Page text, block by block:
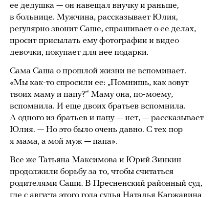
ее дедушка — он навещал внучку и раньше,
в больнице. Мужчина, рассказывает Юлия,
регулярно звонит Саше, спрашивает о ее делах,
просит присылать ему фотографии и видео
девочки, покупает для нее подарки.
Сама Саша о прошлой жизни не вспоминает.
«Мы как-то спросили ее: „Помнишь, как зовут
твоих маму и папу?“ Маму она, по-моему,
вспомнила. И еще двоих братьев вспомнила.
А одного из братьев и папу — нет, — рассказывает
Юлия. — Но это было очень давно. С тех пор
я мама, а мой муж — папа».
Все же Татьяна Максимова и Юрий Зинкин
продолжили борьбу за то, чтобы считаться
родителями Саши. В Пресненский районный суд,